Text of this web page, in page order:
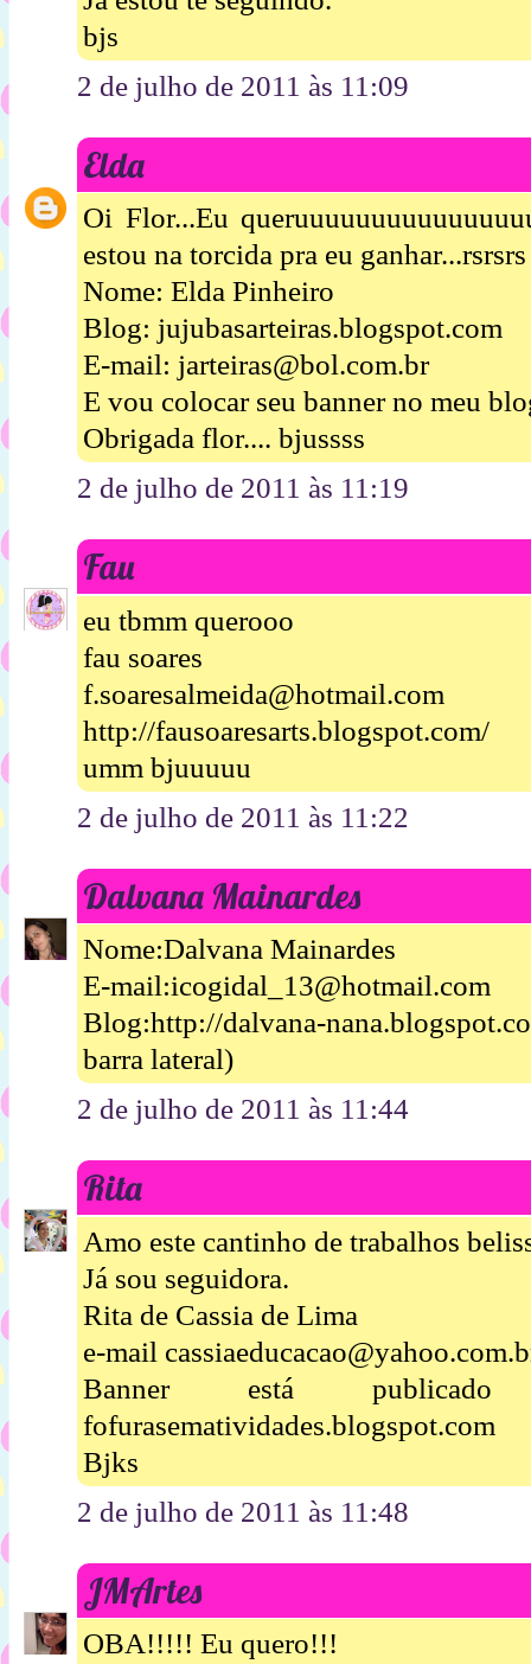
bjs
2 de julho de 2011 às 11:09
Elda
Oi Flor...Eu
estou na torcida pra eu ganhar...rsrsrs
Nome: Elda Pinheiro
Blog: jujubasarteiras.blogspot.com
E-mail: jarteiras@bol.com.br
E vou colocar seu banner no meu
Obrigada flor.... bjussss
2 de julho de 2011 às 11:19
Fau
eu tbmm querooo
fau soares
f.soaresalmeida@hotmail.com
http://fausoaresarts.blogspot.com/
umm bjuuuuu
2 de julho de 2011 às 11:22
Dalvana Mainardes
Nome:Dalvana Mainardes
E-mail:icogidal_13@hotmail.com
Blog:http://dalvana-
barra lateral)
2 de julho de 2011 às 11:44
Rita
Amo este cantinho de trabalhos
Já sou seguidora.
Rita de Cassia de Lima
e-mail
Banner está
fofurasematividades.blogspot.com
Bjks
2 de julho de 2011 às 11:48
JMArtes
OBA!!!!! Eu quero!!!